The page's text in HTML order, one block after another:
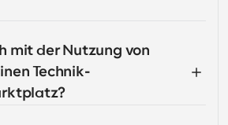
mit der Nutzung von
Technik-